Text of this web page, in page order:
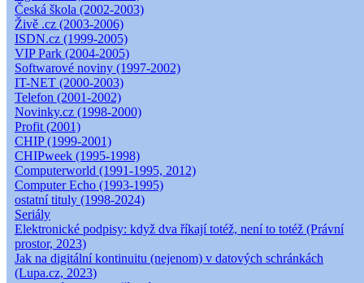
Česká škola (2002-2003)
Živě .cz (2003-2006)
ISDN.cz (1999-2005)
VIP Park (2004-2005)
Softwarové noviny (1997-2002)
IT-NET (2000-2003)
Telefon (2001-2002)
Novinky.cz (1998-2000)
Profit (2001)
CHIP (1999-2001)
CHIPweek (1995-1998)
Computerworld (1991-1995, 2012)
Computer Echo (1993-1995)
ostatní tituly (1998-2024)
Seriály
Elektronické podpisy: když dva říkají totéž, není to totéž (Právní
prostor, 2023)
Jak na digitální kontinuitu (nejenom) v datových schránkách
(Lupa.cz, 2023)